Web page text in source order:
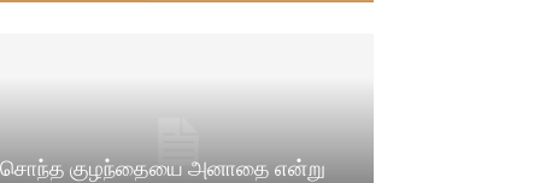
சொந்த குழந்தையை அனாதை என்று